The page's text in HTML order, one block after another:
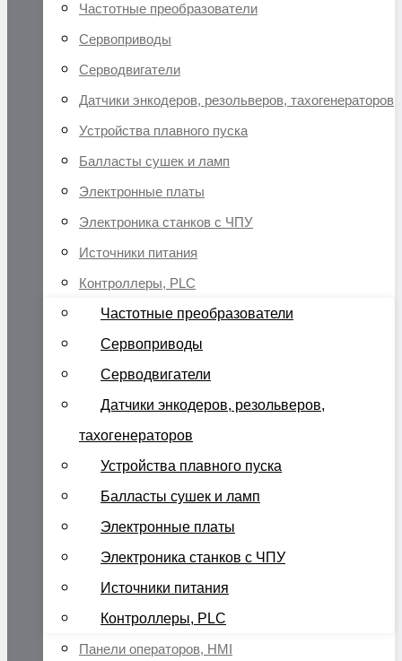
Частотные преобразователи
Сервоприводы
Серводвигатели
Датчики энкодеров, резольверов, тахогенераторов
Устройства плавного пуска
Балласты сушек и ламп
Электронные платы
Электроника станков с ЧПУ
Источники питания
Контроллеры, PLC
Частотные преобразователи
Сервоприводы
Серводвигатели
Датчики энкодеров, резольверов,
тахогенераторов
Устройства плавного пуска
Балласты сушек и ламп
Электронные платы
Электроника станков с ЧПУ
Источники питания
Контроллеры, PLC
Панели операторов, HMI